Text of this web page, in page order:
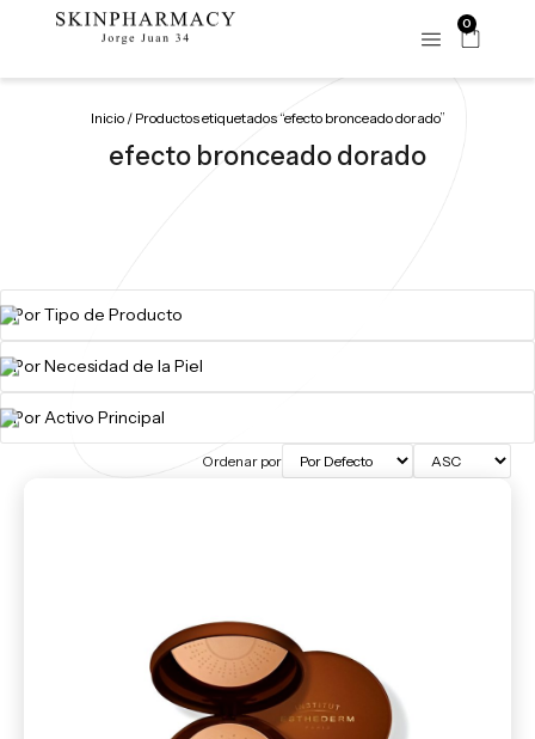
0
Inicio/ Productos etiquetados “efecto bronceado dorado”
efecto bronceado dorado
Ordenar por